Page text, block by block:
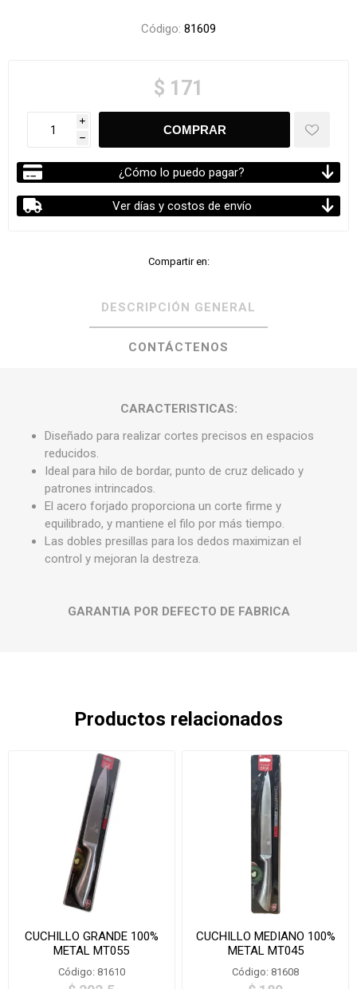
Código: 81609
$ 171
i
h
¿Cómo lo puedo pagar?
Ver días y costos de envío
Compartir en:
DESCRIPCIÓN GENERAL
CONTÁCTENOS
CARACTERISTICAS:
Diseñado para realizar cortes precisos en espacios
reducidos.
Ideal para hilo de bordar, punto de cruz delicado y
patrones intrincados.
El acero forjado proporciona un corte firme y
equilibrado, y mantiene el filo por más tiempo.
Las dobles presillas para los dedos maximizan el
control y mejoran la destreza.
GARANTIA POR DEFECTO DE FABRICA
Productos relacionados
CUCHILLO GRANDE 100%
METAL MT055
Código: 81610
CUCHILLO MEDIANO 100%
METAL MT045
Código: 81608